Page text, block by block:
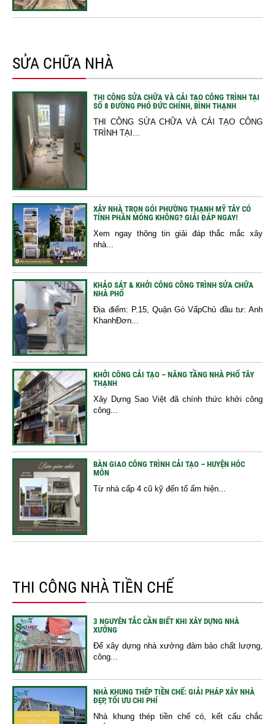
SỬA CHỮA NHÀ
THI CÔNG SỬA CHỮA VÀ CẢI TẠO CÔNG TRÌNH TẠI
SỐ 8 ĐƯỜNG PHÓ ĐỨC CHÍNH, BÌNH THẠNH
THI CÔNG SỬA CHỮA VÀ CẢI TẠO CÔNG
TRÌNH TẠI...
XÂY NHÀ TRỌN GÓI PHƯỜNG THẠNH MỸ TÂY CÓ
TÍNH PHẦN MÓNG KHÔNG? GIẢI ĐÁP NGAY!
Xem ngay thông tin giải đáp thắc mắc xây
nhà...
KHẢO SÁT & KHỞI CÔNG CÔNG TRÌNH SỬA CHỮA
NHÀ PHỐ
Địa điểm: P.15, Quận Gò VấpChủ đầu tư: Anh
KhanhĐơn...
KHỞI CÔNG CẢI TẠO – NÂNG TẦNG NHÀ PHỐ TÂY
THẠNH
Xây Dựng Sao Việt đã chính thức khởi công
công...
BÀN GIAO CÔNG TRÌNH CẢI TẠO – HUYỆN HÓC
MÔN
Từ nhà cấp 4 cũ kỹ đến tổ ấm hiện...
THI CÔNG NHÀ TIỀN CHẾ
3 NGUYÊN TẮC CẦN BIẾT KHI XÂY DỰNG NHÀ
XƯỞNG
Để xây dựng nhà xưởng đảm bảo chất lượng,
công...
NHÀ KHUNG THÉP TIỀN CHẾ: GIẢI PHÁP XÂY NHÀ
ĐẸP, TỐI ƯU CHI PHÍ
Nhà khung thép tiền chế có, kết cấu chắc